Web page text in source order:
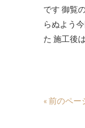
です 御覧
らぬよう
た 施工後
« 前のペー